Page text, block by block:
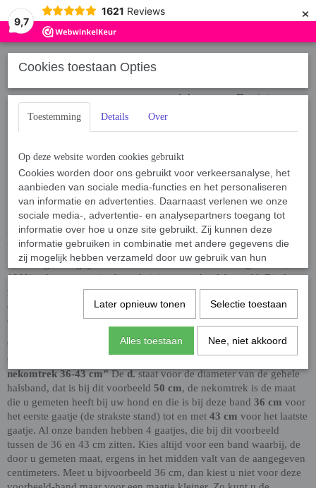
9,7
1621 Reviews ×
Inloggen Registreren
Home › Het opmeten van uw hond
Het opmeten van uw hond, voor een halsband of tuig doet u als
hieronder beschreven
Het is erg belangrijk om voordat u een halsband of tuig besteld, er
100% zeker van te zijn dat u de juiste maat heeft bepaald. Dit doet u
zoals hieronder duidelijk beschreven is. Mocht u toch nog twijfelen
of komt u er niet helemaal uit, neem dan alstublieft contact met ons
op via mail, het contactformulier, telefoon of Facebook.
Onze maatvoering:
Onze maten worden als volgt weergegeven, bijvoorbeeld
nekomtrek 36-43 cm"Ded.staat voor de diameter van de gehele
halsband, dat is bij dit voorbeeld 50 cm, de nekomtrek is de maat
die u gemeten heeft bij uw hond en die is bij deze band 36 cm voor
het eerste gaatje (de strakste stand) tot en met 43 cm voor het laatste
gaatje. Al onze banden hebben 4 gaatjes, die bij dit voorbeeld
tussen de 36 en 43 cm zitten. Kies altijd voor een band waarbij, de
door u gemeten maat, ergens in het midden valt van de aangegeven
centimeters. Meet u bijvoorbeeld 36 cm, dan kiest u niet voor deze
Cookies toestaan Opties
Toestemming Details Over
Op deze website worden cookies gebruikt
Cookies worden door ons gebruikt voor verkeersanalyse, het
aanbieden van sociale media-functies en het personaliseren
van informatie en advertenties. Daarnaast verlenen we onze
sociale media-, advertentie- en analysepartners toegang tot
informatie over hoe u onze site gebruikt. Zij kunnen deze
informatie gebruiken in combinatie met andere gegevens die
zij mogelijk hebben verzameld door uw gebruik van hun
diensten of die u hen hebt verstrekt.
Later opnieuw tonen Selectie toestaan
Alles toestaan Nee, niet akkoord